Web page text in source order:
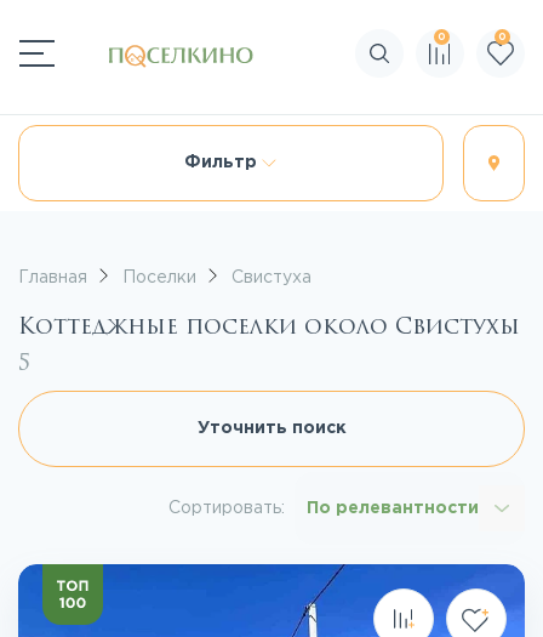
Поиск по сайту
0 0
Фильтр
Главная Поселки Свистуха
Коттеджные поселки около Свистухы
5
Уточнить поиск
Сортировать: По релевантности